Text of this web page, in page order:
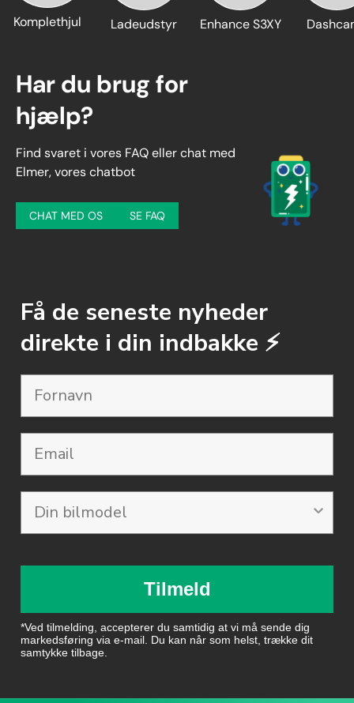
Komplethjul Ladeudstyr Enhance S3XY
Har du brug for
hjælp?
Find svaret i vores FAQ eller chat med
Elmer, vores chatbot
CHAT MED OS SE FAQ
Få de seneste nyheder
direkte i din indbakke ⚡️
Email
Tilmeld
*Ved tilmelding, accepterer du samtidig at vi må sende dig
markedsføring via e-mail. Du kan når som helst, trække dit
samtykke tilbage.